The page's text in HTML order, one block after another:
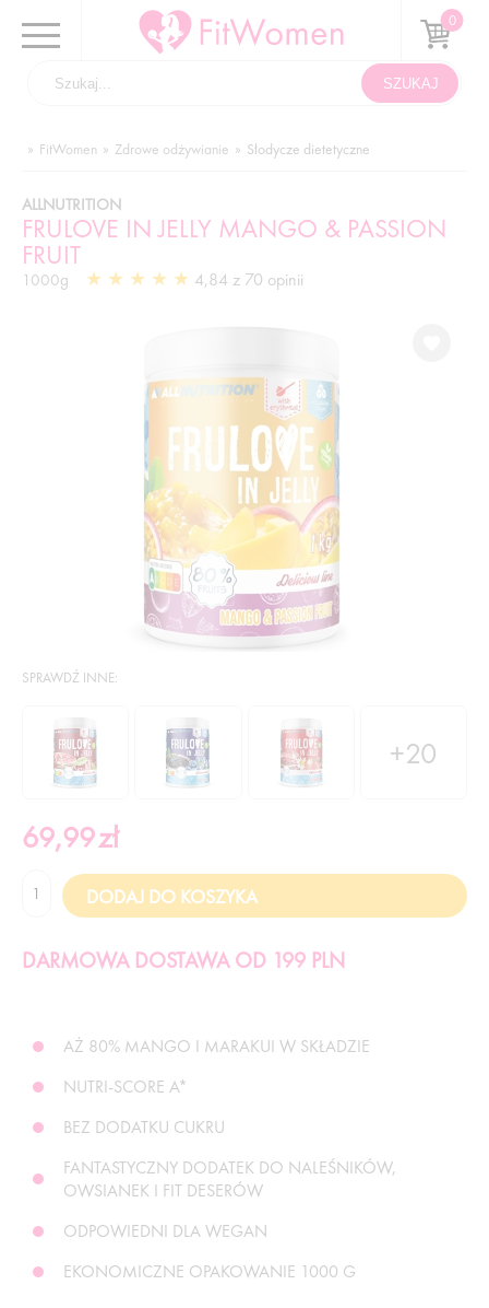
FitWomen Zdrowe odżywianie Słodycze dietetyczne
FRULOVE IN JELLY MANGO & PASSION
FRUIT
ALLNUTRITION
1000g 4,84 z 70 opinii
SPRAWDŹ INNE:
+20
69,99zł
DARMOWA DOSTAWA OD 199 PLN
AŻ 80% MANGO I MARAKUI W SKŁADZIE
NUTRI-SCORE A*
BEZ DODATKU CUKRU
FANTASTYCZNY DODATEK DO NALEŚNIKÓW,
OWSIANEK I FIT DESERÓW
ODPOWIEDNI DLA WEGAN
EKONOMICZNE OPAKOWANIE 1000 G